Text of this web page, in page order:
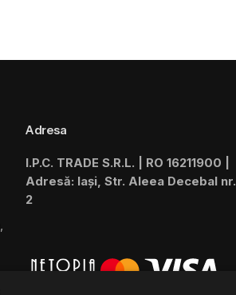
Adresa
I.P.C. TRADE S.R.L. | RO 16211900 |
Adresă: Iași, Str. Aleea Decebal nr.
2